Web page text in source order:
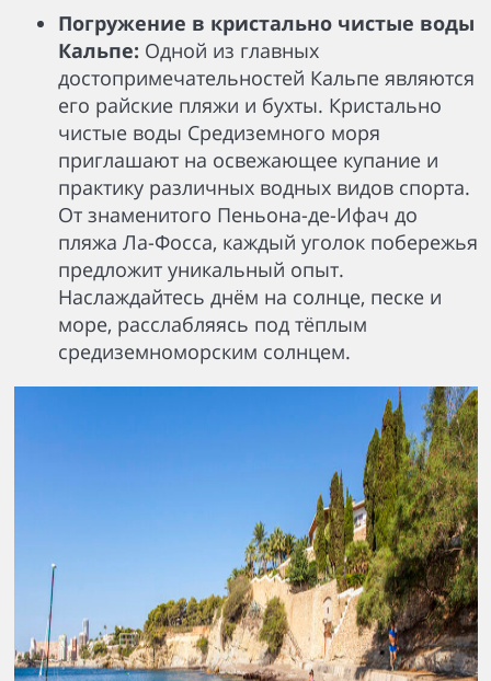
Погружение в кристально чистые воды
Кальпе: Одной из главных
достопримечательностей Кальпе являются
его райские пляжи и бухты. Кристально
чистые воды Средиземного моря
приглашают на освежающее купание и
практику различных водных видов спорта.
От знаменитого Пеньона-де-Ифач до
пляжа Ла-Фосса, каждый уголок побережья
предложит уникальный опыт.
Наслаждайтесь днём на солнце, песке и
море, расслабляясь под тёплым
средиземноморским солнцем.